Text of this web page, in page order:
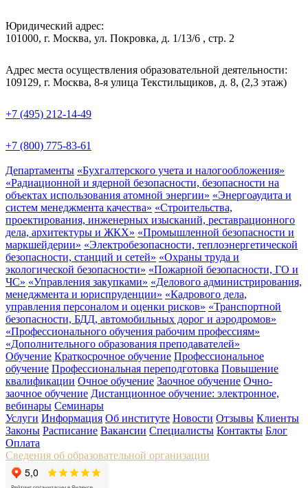
Юридический адрес:
101000, г. Москва, ул. Покровка, д. 1/13/6 , стр. 2
Адрес места осуществления образовательной деятельности:
109129, г. Москва, 8-я улица Текстильщиков, д. 8, (2,3 этаж)
+7 (495) 212-14-49
+7 (800) 775-83-61
Департаменты «Бухгалтерского учета и налогообложения»
«Радиационной и ядерной безопасности, безопасности на
объектах использования атомной энергии» «Энергоаудита и
систем менеджмента качества» «Строительства,
проектирования, инженерных изысканий, реставрационного
дела, архитектуры и ЖКХ» «Промышленной безопасности и
маркшейдерии» «Электробезопасности, теплоэнергетической
безопасности, станций и сетей» «Охраны труда и
экологической безопасности» «Пожарной безопасности, ГО и
ЧС» «Управления закупками» «Делового администрирования,
менеджмента и юриспруденции» «Кадрового дела,
управления персоналом и оценки рисков» «Транспортной
безопасности, БДД, автомобильных дорог и аэродромов»
«Профессионального обучения рабочим профессиям»
«Дополнительного образования преподавателей»
Обучение Краткосрочное обучение Профессиональное
обучение Профессиональная переподготовка Повышение
квалификации Очное обучение Заочное обучение Очно-
заочное обучение Дистанционное обучение: электронное,
вебинары Семинары
Услуги Информация Об институте Новости Отзывы Клиенты
Законы Расписание Вакансии Специалисты Контакты Блог
Оплата
Сведения об образовательной организации